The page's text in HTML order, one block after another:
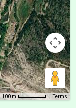
100 m Terms